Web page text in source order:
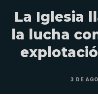
La Iglesia
la lucha
3 DE